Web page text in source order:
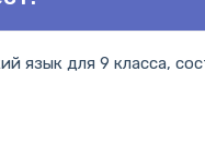
язык для 9 класса,